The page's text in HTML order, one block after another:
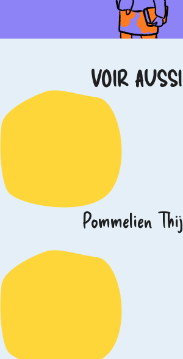
VOIR AUSSI
Pommelien